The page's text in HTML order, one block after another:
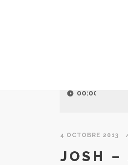
audio 00:00
4 OCTOBRE 2013
JOSH –